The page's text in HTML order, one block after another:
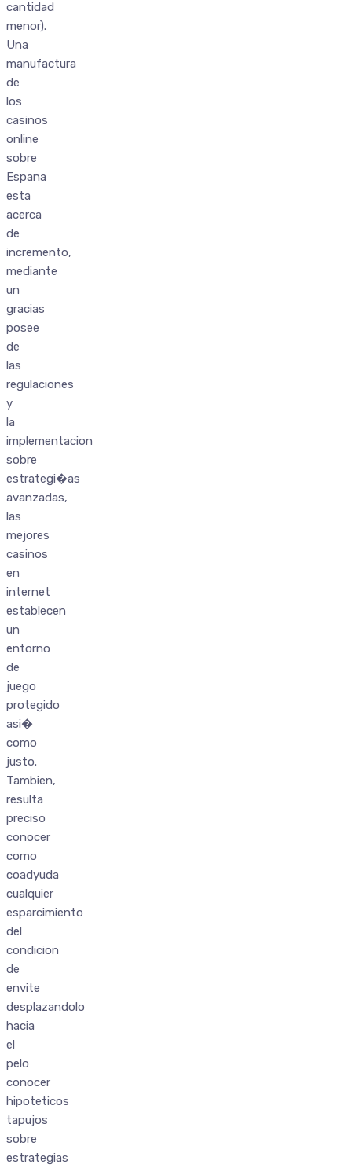
cantidad
menor).
Una
manufactura
de
los
casinos
online
sobre
Espana
esta
acerca
de
incremento,
mediante
un
gracias
posee
de
las
regulaciones
y
la
implementacion
sobre
estrategi�as
avanzadas,
las
mejores
casinos
en
internet
establecen
un
entorno
de
juego
protegido
asi�
como
justo.
Tambien,
resulta
preciso
conocer
como
coadyuda
cualquier
esparcimiento
del
condicion
de
envite
desplazandolo
hacia
el
pelo
conocer
hipoteticos
tapujos
sobre
estrategias